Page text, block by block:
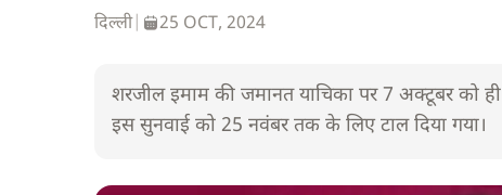
दिल्ली| 25 OCT, 2024
शरजील इमाम की जमानत याचिका पर 7 अक्टूबर को
इस सुनवाई को 25 नवंबर तक के लिए टाल दिया गया।